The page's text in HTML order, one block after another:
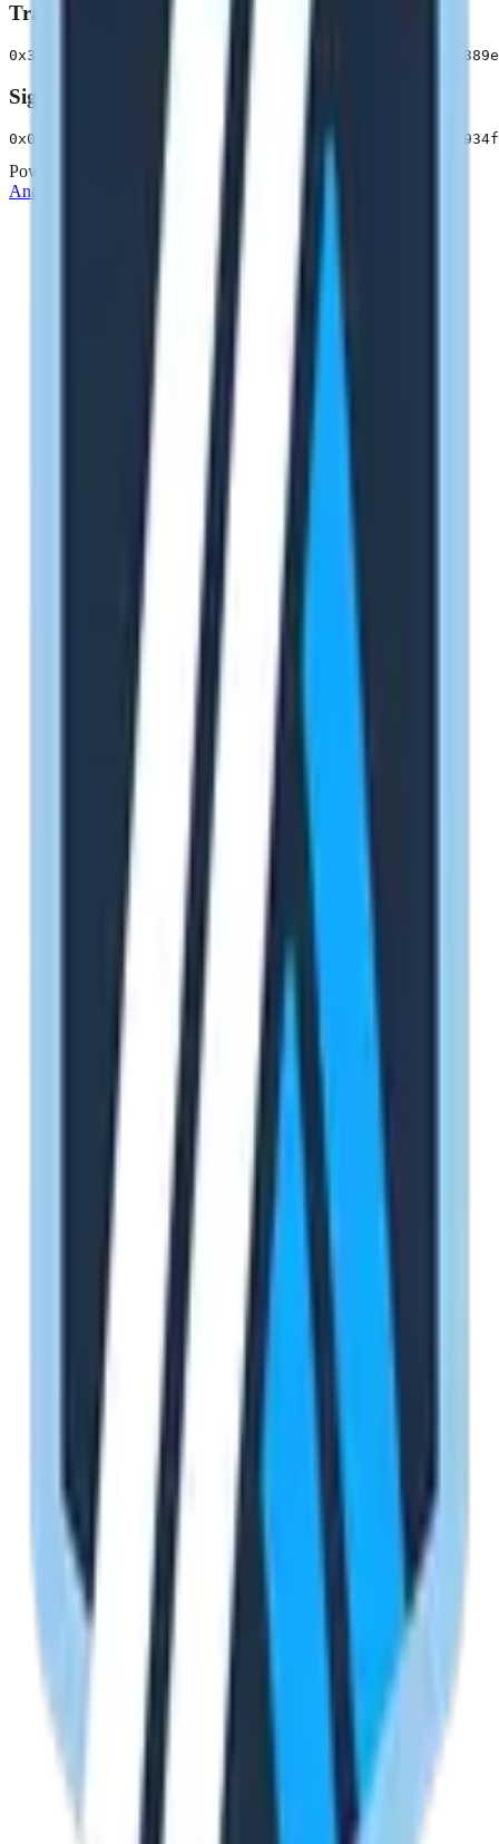
Transaction Data
Signatures
Powered by
Analytics